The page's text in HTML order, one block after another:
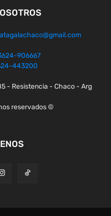
906667
443200
- Resistencia - Chaco - Arg
reservados ©